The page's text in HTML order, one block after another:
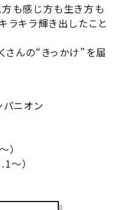
方も感じ方も生き方も
ラキラ輝き出したこと
さんの“きっかけ”を届
パニオン
）
～）